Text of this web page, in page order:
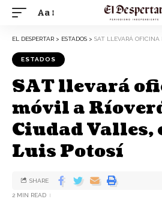
Aa
EL DESPERTAR > ESTADOS > SAT LLEVARÁ OFICINA MÓVIL A
ESTADOS
SAT llevará
móvil a
Ciudad Valles,
Luis Potosí
2 MIN READ
SHARE